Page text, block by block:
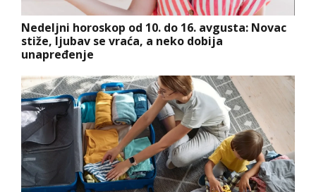
Nedeljni horoskop od 10. do 16. avgusta: Novac
stiže, ljubav se vraća, a neko dobija
unapređenje